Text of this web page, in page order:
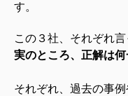
す。
この３社、それぞれ
実のところ、正解は何
それぞれ、過去の事